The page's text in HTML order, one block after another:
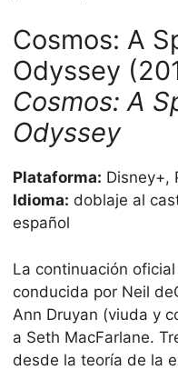
Cosmos: A
Odyssey
Cosmos: A
Odyssey
Plataforma: Disney+,
Idioma: doblaje al
español
La continuación
conducida por Neil
Ann Druyan (viuda y
a Seth MacFarlane.
desde la teoría de la